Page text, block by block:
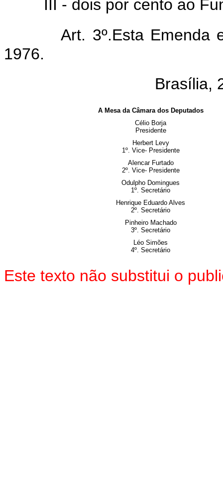
III - dois por cento ao
Art. 3º.Esta Emenda
1976.
Brasília,
A Mesa da Câmara dos Deputados
Célio Borja
Presidente
Herbert Levy
1º. Vice- Presidente
Alencar Furtado
2º. Vice- Presidente
Odulpho Domingues
1º. Secretário
Henrique Eduardo Alves
2º. Secretário
Pinheiro Machado
3º. Secretário
Léo Simões
4º. Secretário
Este texto não substitui o